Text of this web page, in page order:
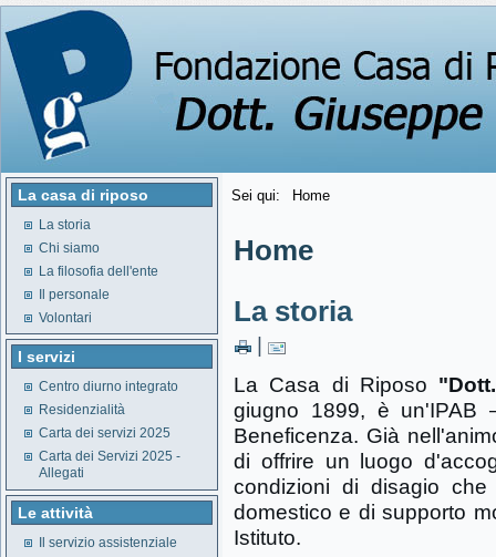
La casa di riposo
La storia
Chi siamo
La filosofia dell'ente
Il personale
Volontari
I servizi
Centro diurno integrato
Residenzialità
Carta dei servizi 2025
Carta dei Servizi 2025 -
Allegati
Le attività
Il servizio assistenziale
Sei qui: Home
Home
La storia
|
La Casa di Riposo
giugno 1899, è un'IPAB
Beneficenza. Già
di offrire un luogo
condizioni di disagio
domestico e di supporto
Istituto.